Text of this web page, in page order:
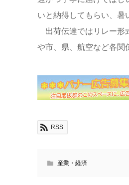
いと納得してもらい、暑
出荷伝達ではリレー形
や市、県、航空など各関
RSS
産業・経済